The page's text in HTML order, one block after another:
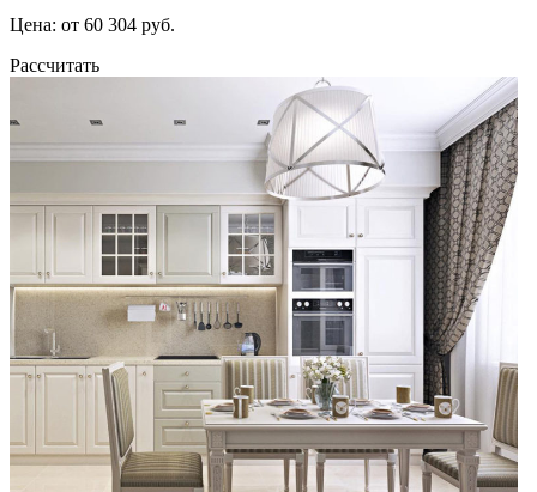
Цена: от 60 304 руб.
Рассчитать